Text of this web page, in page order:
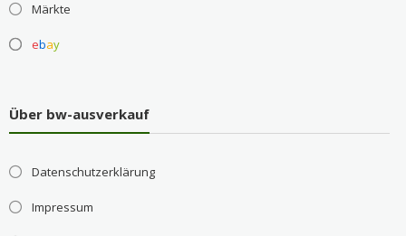
Märkte
ebay
Über bw-ausverkauf
Datenschutzerklärung
Impressum